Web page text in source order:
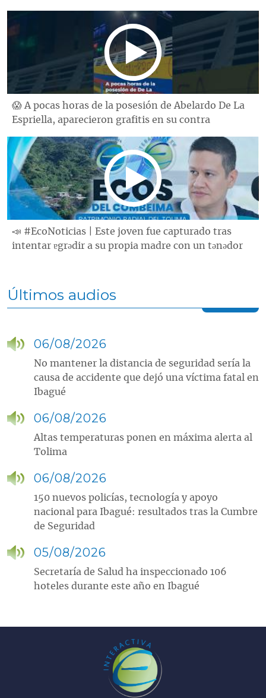
😱 A pocas horas de la posesión de Abelardo De La
Espriella, aparecieron grafitis en su contra
📣 #EcoNoticias | Este joven fue capturado tras
intentar ɐgrǝdir a su propia madre con un tǝnǝdor
Últimos audios
06/08/2026
No mantener la distancia de seguridad sería la
causa de accidente que dejó una víctima fatal en
Ibagué
06/08/2026
Altas temperaturas ponen en máxima alerta al
Tolima
06/08/2026
150 nuevos policías, tecnología y apoyo
nacional para Ibagué: resultados tras la Cumbre
de Seguridad
05/08/2026
Secretaría de Salud ha inspeccionado 106
hoteles durante este año en Ibagué